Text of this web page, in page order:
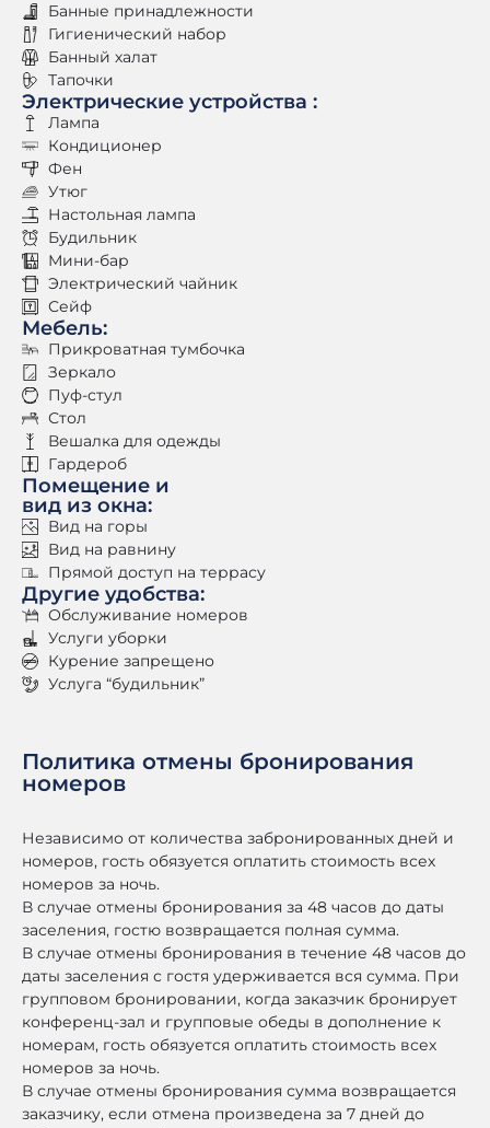
Банные принадлежности
Гигиенический набор
Банный халат
Тапочки
Электрические устройства :
Лампа
Кондиционер
Фен
Утюг
Настольная лампа
Будильник
Мини-бар
Электрический чайник
Сейф
Мебель:
Прикроватная тумбочка
Зеркало
Пуф-стул
Стол
Вешалка для одежды
Гардероб
Помещение и
вид из окна:
Вид на горы
Вид на равнину
Прямой доступ на террасу
Другие удобства:
Обслуживание номеров
Услуги уборки
Курение запрещено
Услуга “будильник”
Политика отмены бронирования
номеров
Независимо от количества забронированных дней и
номеров, гость обязуется оплатить стоимость всех
номеров за ночь.
В случае отмены бронирования за 48 часов до даты
заселения, гостю возвращается полная сумма.
В случае отмены бронирования в течение 48 часов до
даты заселения с гостя удерживается вся сумма. При
групповом бронировании, когда заказчик бронирует
конференц-зал и групповые обеды в дополнение к
номерам, гость обязуется оплатить стоимость всех
номеров за ночь.
В случае отмены бронирования сумма возвращается
заказчику, если отмена произведена за 7 дней до